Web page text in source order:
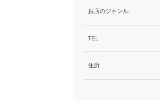
お店のジャンル
TEL
住所